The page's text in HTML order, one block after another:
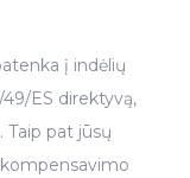
į indėlių
ES direktyvą,
Taip pat jūsų